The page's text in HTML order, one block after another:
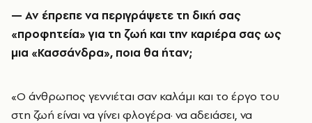
— Αν έπρεπε να περιγράψετε τη δική σας
«προφητεία» για τη ζωή και την καριέρα σας ως
μια «Κασσάνδρα», ποια θα ήταν;
«Ο άνθρωπος γεννιέται σαν καλάμι και το έργο του
στη ζωή είναι να γίνει φλογέρα· να αδειάσει, να